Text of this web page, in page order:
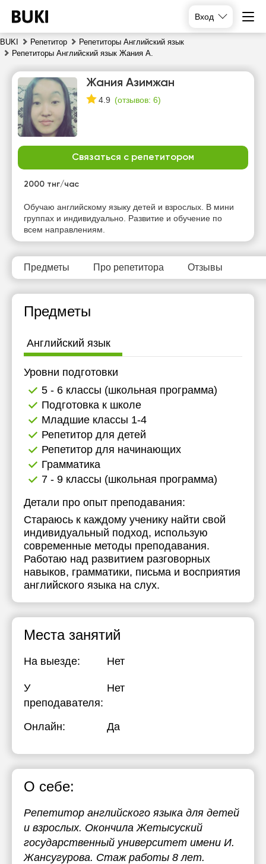
Вход
BUKI Репетитор
Репетиторы Английский язык
Репетиторы Английский язык Жания А.
Жания Азимжан
4.9 (отзывов: 6)
Связаться с репетитором
2000 тнг/час
Обучаю английскому языку детей и взрослых. В мини
группах и индивидуально. Развитие и обучение по
всем направлениям.
Предметы Про репетитора Отзывы
Предметы
Английский язык
Уровни подготовки
5 - 6 классы (школьная программа)
Подготовка к школе
Младшие классы 1-4
Репетитор для детей
Репетитор для начинающих
Грамматика
7 - 9 классы (школьная программа)
Детали про опыт преподавания:
Стараюсь к каждому ученику найти свой
индивидуальный подход, использую
современные методы преподавания.
Работаю над развитием разговорных
навыков, грамматики, письма и восприятия
английского языка на слух.
Места занятий
На выезде: Нет
У
преподавателя:
Нет
Онлайн: Да
О себе:
Репетитор английского языка для детей
и взрослых. Окончила Жетысуский
государственный университет имени И.
Жансугурова. Стаж работы 8 лет.
пн
вт
Нет
свободных
часов
Нет
свободных
часов
Нет
свободных
Нет
свободных